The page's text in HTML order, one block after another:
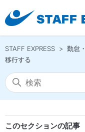
STAFF EXPRESS 勤怠
移行する
このセクションの記事